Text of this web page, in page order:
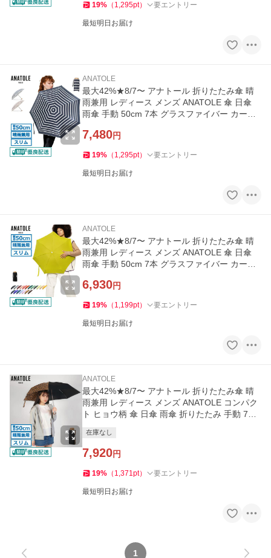
19% （ 1,295pt） 要エントリー
最短明日お届け
ANATOLE
最大42%★8/7〜 アナトール 折りたたみ傘 晴
雨兼用 レディース メンズ ANATOLE 傘 日傘
雨傘 手動 50cm 7本 グラスファイバー カーボ
7,480円
19% （ 1,295pt） 要エントリー
最短明日お届け
ANATOLE
最大42%★8/7〜 アナトール 折りたたみ傘 晴
雨兼用 レディース メンズ ANATOLE 傘 日傘
雨傘 手動 50cm 7本 グラスファイバー カーボ
6,930円
19% （ 1,199pt） 要エントリー
最短明日お届け
ANATOLE
最大42%★8/7〜 アナトール 折りたたみ傘 晴
雨兼用 レディース メンズ ANATOLE コンパク
ト ヒョウ柄 傘 日傘 雨傘 折りたたみ 手動 7本
在庫なし
7,920円
19% （ 1,371pt） 要エントリー
最短明日お届け
1